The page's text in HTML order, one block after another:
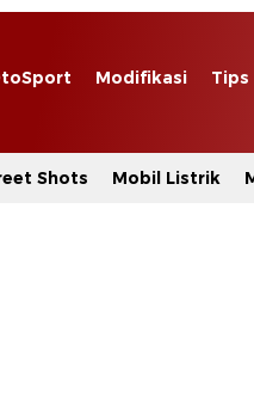
Modifikasi Tips
Shots Mobil Listrik